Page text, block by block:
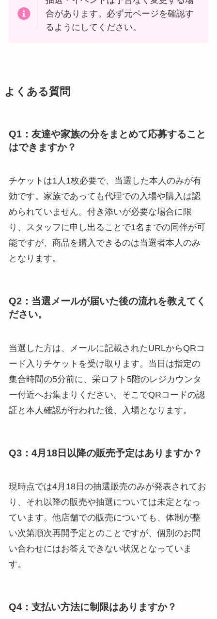
合があります。必ず元ページを確認す
るようにしてください。
よくある質問
Q1：友達や家族の分をまとめて応募すること
はできますか？
チケットは1人1枚必要で、当選した本人のみが有
効です。家族であっても代理での入場や購入は認
められていません。付き添いが必要な場合に限
り、スタッフに申し出ることで1名までの同伴が可
能ですが、商品を購入できるのは当選者本人のみ
となります。
Q2：当選メールが届いた後の流れを教えてく
ださい。
当選した方は、メールに記載されたURLからQRコ
ード入りチケットを受け取ります。当日は指定の
集合時間の5分前に、栄ロフト5階のレジカウンタ
ー付近へお集まりください。そこでQRコードの認
証と本人確認が行われた後、入場となります。
Q3：4月18日以降の販売予定はありますか？
現時点では4月18日の抽選販売のみが発表されてお
り、それ以降の販売や抽選については未定となっ
ています。他店舗での販売についても、体制が整
い次第順次再開予定とのことですが、個別のお問
い合わせにはお答えできない状況となっていま
す。
Q4：支払い方法に制限はありますか？